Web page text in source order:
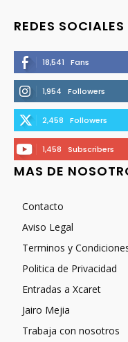
REDES SOCIALES
18,541 Fans
1,954 Followers
2,458 Followers
1,458 Subscribers
MAS DE
Contacto
Aviso Legal
Terminos y
Politica de Privacidad
Entradas a Xcaret
Jairo Mejia
Trabaja con nosotros